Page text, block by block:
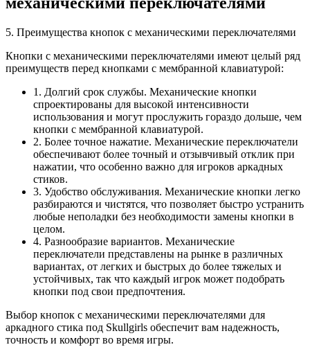
5. Преимущества кнопок с механическими переключателями
Кнопки с механическими переключателями имеют целый ряд
преимуществ перед кнопками с мембранной клавиатурой:
1. Долгий срок службы. Механические кнопки
спроектированы для высокой интенсивности
использования и могут прослужить гораздо дольше, чем
кнопки с мембранной клавиатурой.
2. Более точное нажатие. Механические переключатели
обеспечивают более точный и отзывчивый отклик при
нажатии, что особенно важно для игроков аркадных
стиков.
3. Удобство обслуживания. Механические кнопки легко
разбираются и чистятся, что позволяет быстро устранить
любые неполадки без необходимости замены кнопки в
целом.
4. Разнообразие вариантов. Механические
переключатели представлены на рынке в различных
вариантах, от легких и быстрых до более тяжелых и
устойчивых, так что каждый игрок может подобрать
кнопки под свои предпочтения.
Выбор кнопок с механическими переключателями для
аркадного стика под Skullgirls обеспечит вам надежность,
точность и комфорт во время игры.